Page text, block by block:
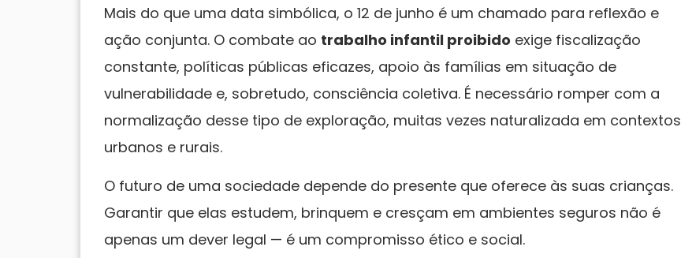
Mais do que uma data simbólica, o 12 de junho é um chamado para reflexão e
ação conjunta. O combate ao trabalho infantil proibido exige fiscalização
constante, políticas públicas eficazes, apoio às famílias em situação de
vulnerabilidade e, sobretudo, consciência coletiva. É necessário romper com a
normalização desse tipo de exploração, muitas vezes naturalizada em contextos
urbanos e rurais.
O futuro de uma sociedade depende do presente que oferece às suas crianças.
Garantir que elas estudem, brinquem e cresçam em ambientes seguros não é
apenas um dever legal — é um compromisso ético e social.